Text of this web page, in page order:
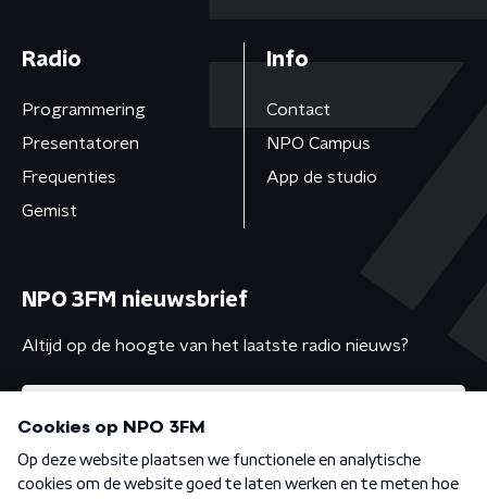
Radio
Programmering
Presentatoren
Frequenties
Gemist
Info
Contact
NPO Campus
App de studio
NPO 3FM nieuwsbrief
Altijd op de hoogte van het laatste radio nieuws?